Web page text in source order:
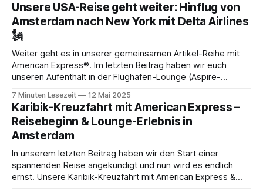
Unsere USA-Reise geht weiter: Hinflug von
Amsterdam nach New York mit Delta Airlines
🗽
Weiter geht es in unserer gemeinsamen Artikel-Reihe mit
American Express®. Im letzten Beitrag haben wir euch
unseren Aufenthalt in der Flughafen-Lounge (Aspire-
nehmen wir euch nun mit auf den Flug in Richtung New York.
💡Diese Reise findet im Rahmen einer
7 Minuten Lesezeit 12 Mai 2025
Karibik-Kreuzfahrt mit American Express –
Reisebeginn & Lounge-Erlebnis in
Amsterdam
In unserem letzten Beitrag haben wir den Start einer
spannenden Reise angekündigt und nun wird es endlich
ernst. Unsere Karibik-Kreuzfahrt mit American Express &